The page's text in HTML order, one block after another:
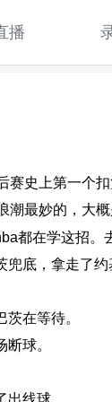
播
史上第一个扣
潮最妙的，大概
都在学这招
底，拿走了约
在等待。
球。
线球。